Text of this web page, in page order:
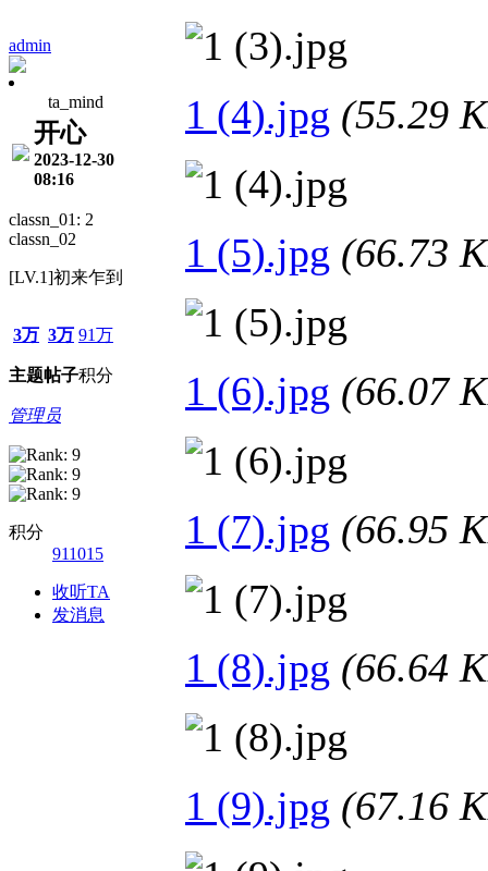
admin
ta_mind
开心
2023-12-30
08:16
classn_01: 2
classn_02
[LV.1]初来乍到
3万
主题
3万
帖子
91万
积分
管理员
积分
911015
收听TA
发消息
1 (4).jpg (55.29
1 (5).jpg (66.73
1 (6).jpg (66.07
1 (7).jpg (66.95
1 (8).jpg (66.64
1 (9).jpg (67.16